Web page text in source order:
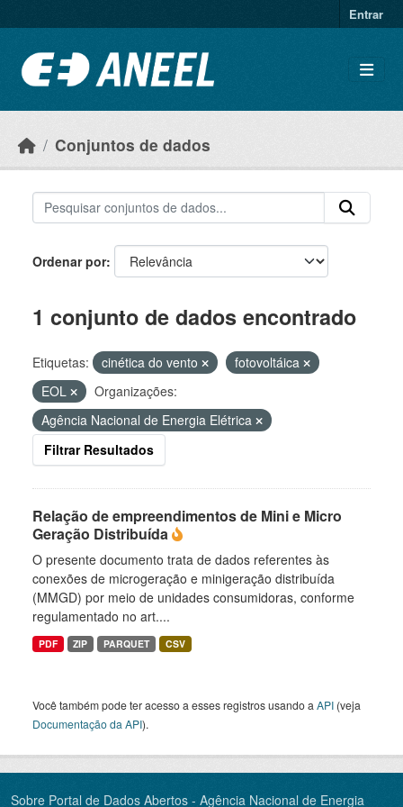
Entrar
Conjuntos de dados
Ordenar por
1 conjunto de dados encontrado
Etiquetas: cinética do vento
fotovoltáica
EOL
Organizações:
Agência Nacional de Energia Elétrica
Filtrar Resultados
Relação de empreendimentos de Mini e Micro
Geração Distribuída
O presente documento trata de dados referentes às
conexões de microgeração e minigeração distribuída
(MMGD) por meio de unidades consumidoras, conforme
regulamentado no art....
PDF ZIP PARQUET CSV
Você também pode ter acesso a esses registros usando a API (veja
Documentação da API).
Sobre Portal de Dados Abertos - Agência Nacional de Energia